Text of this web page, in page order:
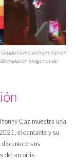
Grupo Firme siempre tienen
con imágenes de
Caz muestra una
el cantante y su
dio uno de sus
del arcoíris